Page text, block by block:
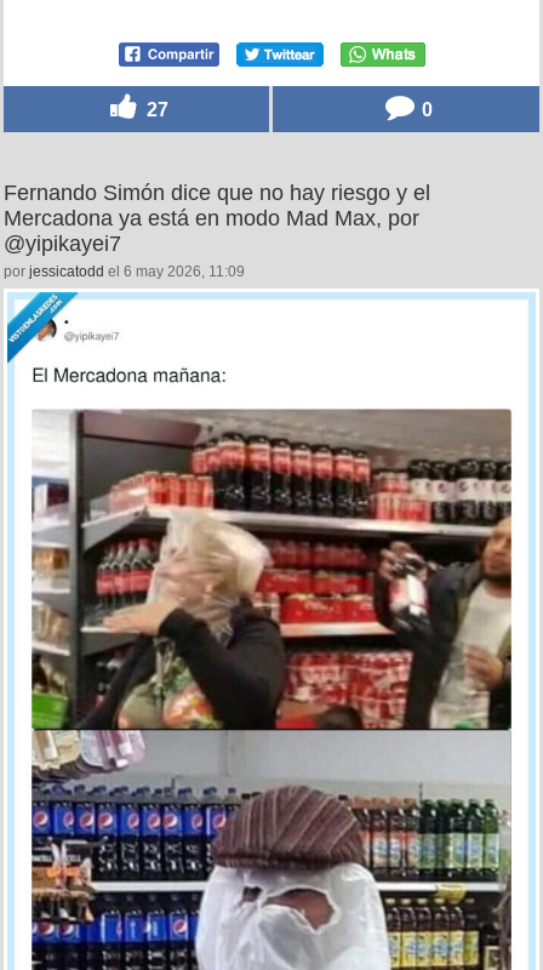
27 0
Fernando Simón dice que no hay riesgo y el
Mercadona ya está en modo Mad Max, por
@yipikayei7
por jessicatodd el 6 may 2026, 11:09